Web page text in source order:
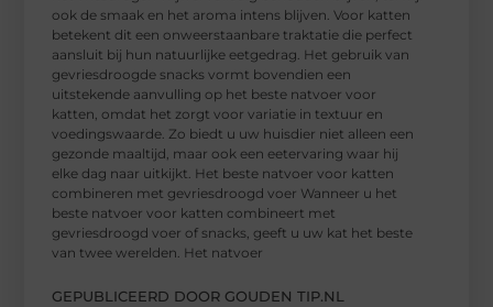
ook de smaak en het aroma intens blijven. Voor katten
betekent dit een onweerstaanbare traktatie die perfect
aansluit bij hun natuurlijke eetgedrag. Het gebruik van
gevriesdroogde snacks vormt bovendien een
uitstekende aanvulling op het beste natvoer voor
katten, omdat het zorgt voor variatie in textuur en
voedingswaarde. Zo biedt u uw huisdier niet alleen een
gezonde maaltijd, maar ook een eetervaring waar hij
elke dag naar uitkijkt. Het beste natvoer voor katten
combineren met gevriesdroogd voer Wanneer u het
beste natvoer voor katten combineert met
gevriesdroogd voer of snacks, geeft u uw kat het beste
van twee werelden. Het natvoer
GEPUBLICEERD DOOR GOUDEN TIP.NL